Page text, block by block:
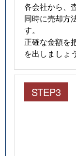
各会社から、
同時に売却方
す。
正確な金額を
を出しましょ
STEP3